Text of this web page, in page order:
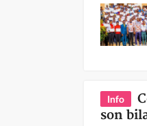
Info
son